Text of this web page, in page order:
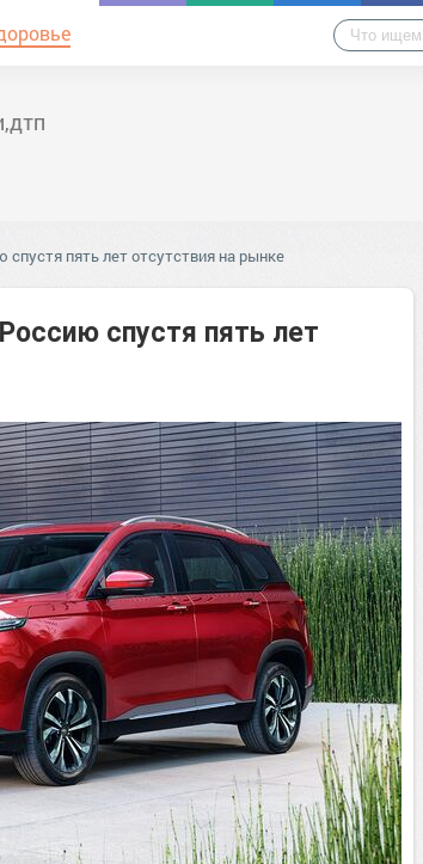
пять лет отсутствия на рынке
спустя пять лет